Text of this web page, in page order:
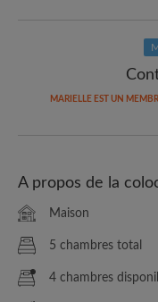
MARIELLE EST UN
A propos de la
Maison
5 chambres total
4 chambres